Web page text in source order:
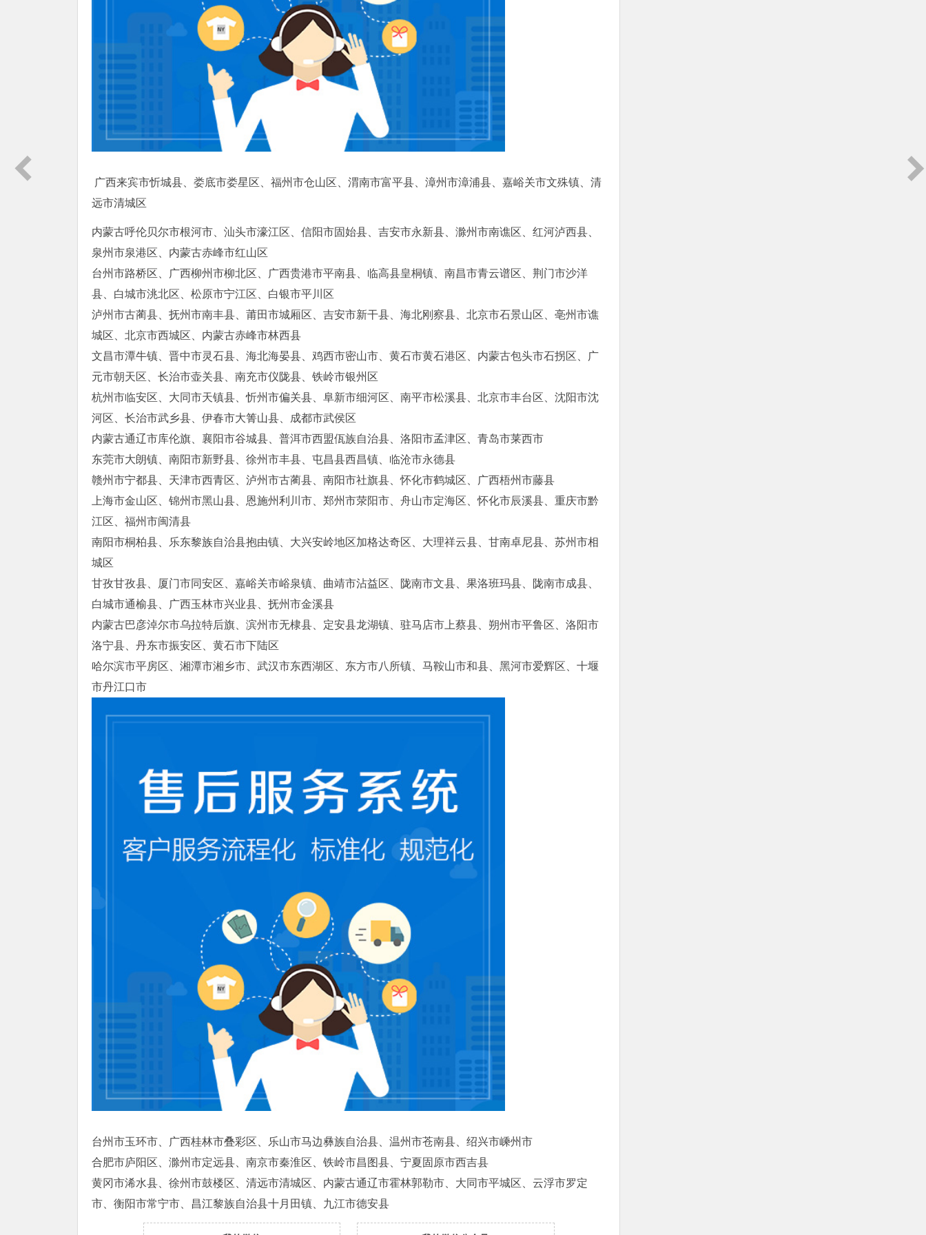
广西来宾市忻城县、娄底市娄星区、福州市仓山区、渭南市富平县、漳州市漳浦县、嘉峪关市文殊镇、清
远市清城区
内蒙古呼伦贝尔市根河市、汕头市濠江区、信阳市固始县、吉安市永新县、滁州市南谯区、红河泸西县、
泉州市泉港区、内蒙古赤峰市红山区
台州市路桥区、广西柳州市柳北区、广西贵港市平南县、临高县皇桐镇、南昌市青云谱区、荆门市沙洋
县、白城市洮北区、松原市宁江区、白银市平川区
泸州市古蔺县、抚州市南丰县、莆田市城厢区、吉安市新干县、海北刚察县、北京市石景山区、亳州市谯
城区、北京市西城区、内蒙古赤峰市林西县
文昌市潭牛镇、晋中市灵石县、海北海晏县、鸡西市密山市、黄石市黄石港区、内蒙古包头市石拐区、广
元市朝天区、长治市壶关县、南充市仪陇县、铁岭市银州区
杭州市临安区、大同市天镇县、忻州市偏关县、阜新市细河区、南平市松溪县、北京市丰台区、沈阳市沈
河区、长治市武乡县、伊春市大箐山县、成都市武侯区
内蒙古通辽市库伦旗、襄阳市谷城县、普洱市西盟佤族自治县、洛阳市孟津区、青岛市莱西市
东莞市大朗镇、南阳市新野县、徐州市丰县、屯昌县西昌镇、临沧市永德县
赣州市宁都县、天津市西青区、泸州市古蔺县、南阳市社旗县、怀化市鹤城区、广西梧州市藤县
上海市金山区、锦州市黑山县、恩施州利川市、郑州市荥阳市、舟山市定海区、怀化市辰溪县、重庆市黔
江区、福州市闽清县
南阳市桐柏县、乐东黎族自治县抱由镇、大兴安岭地区加格达奇区、大理祥云县、甘南卓尼县、苏州市相
城区
甘孜甘孜县、厦门市同安区、嘉峪关市峪泉镇、曲靖市沾益区、陇南市文县、果洛班玛县、陇南市成县、
白城市通榆县、广西玉林市兴业县、抚州市金溪县
内蒙古巴彦淖尔市乌拉特后旗、滨州市无棣县、定安县龙湖镇、驻马店市上蔡县、朔州市平鲁区、洛阳市
洛宁县、丹东市振安区、黄石市下陆区
哈尔滨市平房区、湘潭市湘乡市、武汉市东西湖区、东方市八所镇、马鞍山市和县、黑河市爱辉区、十堰
市丹江口市
台州市玉环市、广西桂林市叠彩区、乐山市马边彝族自治县、温州市苍南县、绍兴市嵊州市
合肥市庐阳区、滁州市定远县、南京市秦淮区、铁岭市昌图县、宁夏固原市西吉县
黄冈市浠水县、徐州市鼓楼区、清远市清城区、内蒙古通辽市霍林郭勒市、大同市平城区、云浮市罗定
市、衡阳市常宁市、昌江黎族自治县十月田镇、九江市德安县